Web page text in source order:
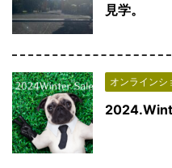
見学。
オンラインシ